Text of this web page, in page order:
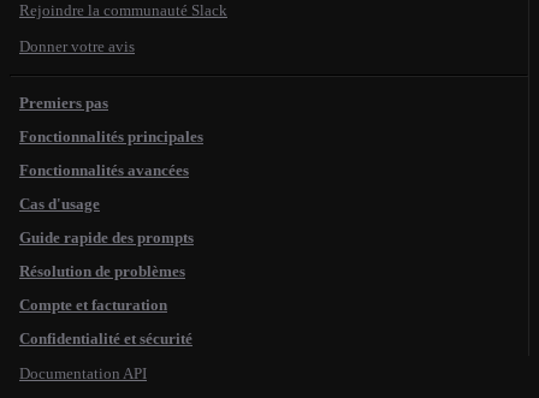
Rejoindre la communauté Slack
Donner votre avis
Premiers pas
Fonctionnalités principales
Fonctionnalités avancées
Cas d'usage
Guide rapide des prompts
Résolution de problèmes
Compte et facturation
Confidentialité et sécurité
Documentation API